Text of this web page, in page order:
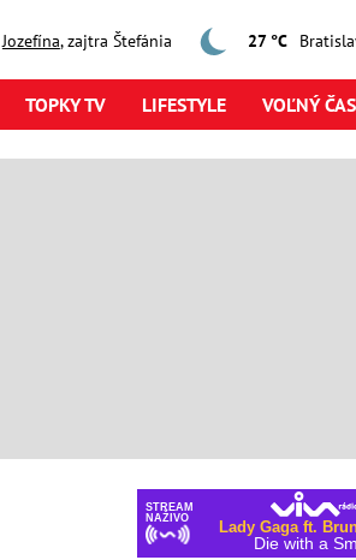
Jozefína, zajtra Štefánia 27 °C
TOPKY TV LIFESTYLE VOĽNÝ ČAS
STREAM
NAŽIVO
Lady Gaga ft.
Die with a